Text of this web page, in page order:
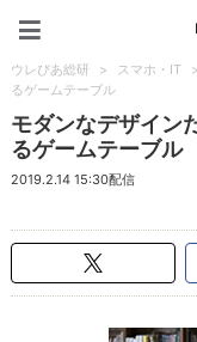
ウレぴあ総研 > スマホ・IT >
るゲームテーブル
モダンなデザイ
るゲームテーブル
2019.2.14 15:30配信